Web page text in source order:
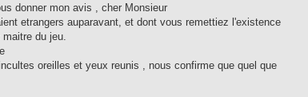
donner mon avis , cher Monsieur
etrangers auparavant, et dont vous remettiez l'existence
du jeu.
oreilles et yeux reunis , nous confirme que quel que